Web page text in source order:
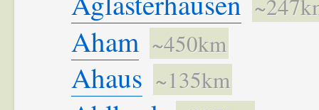
Aham ~450km
Ahaus ~135km